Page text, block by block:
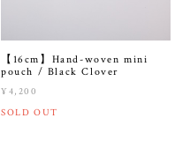
【16cm】Hand-woven mini
pouch / Black Clover
¥4,200
SOLD OUT